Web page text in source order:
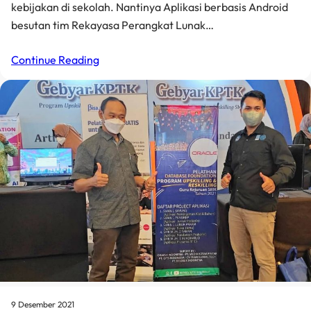
kebijakan di sekolah. Nantinya Aplikasi berbasis Android
besutan tim Rekayasa Perangkat Lunak…
Continue Reading
9 Desember 2021